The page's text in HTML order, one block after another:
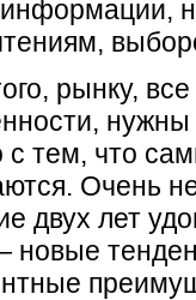
рынку,
с тем, что
Очень
двух лет
новые